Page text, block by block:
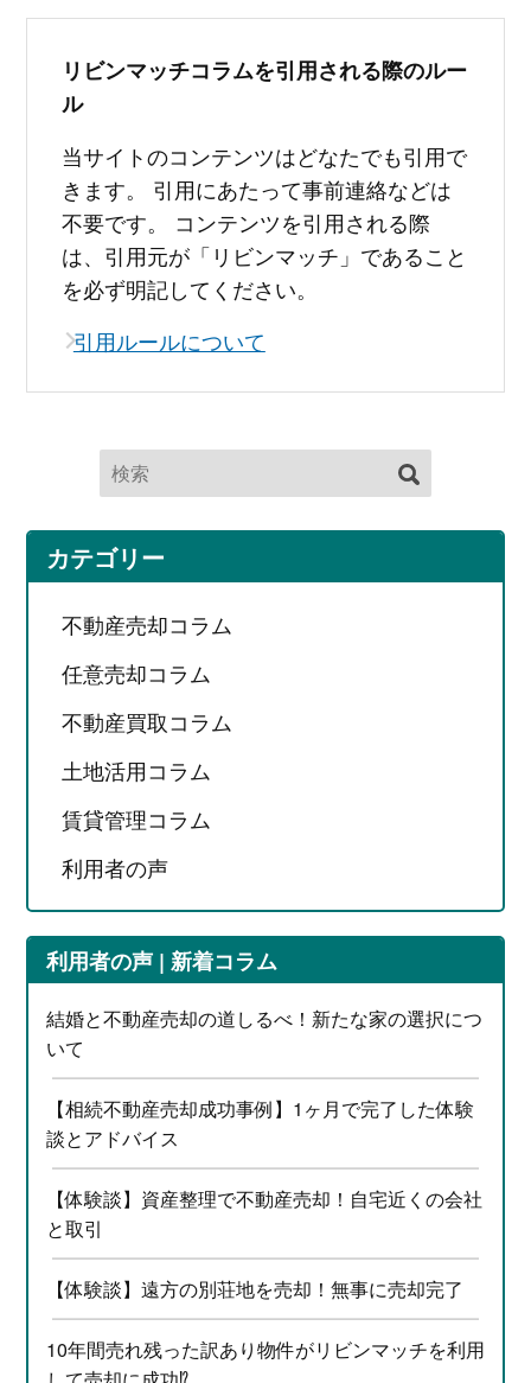
リビンマッチコラムを引用される際のルー
ル
当サイトのコンテンツはどなたでも引用で
きます。 引用にあたって事前連絡などは
不要です。 コンテンツを引用される際
は、引用元が「リビンマッチ」であること
を必ず明記してください。
引用ルールについて
カテゴリー
不動産売却コラム
任意売却コラム
不動産買取コラム
土地活用コラム
賃貸管理コラム
利用者の声
利用者の声 | 新着コラム
結婚と不動産売却の道しるべ！新たな家の選択につ
いて
【相続不動産売却成功事例】1ヶ月で完了した体験
談とアドバイス
【体験談】資産整理で不動産売却！自宅近くの会社
と取引
【体験談】遠方の別荘地を売却！無事に売却完了
10年間売れ残った訳あり物件がリビンマッチを利用